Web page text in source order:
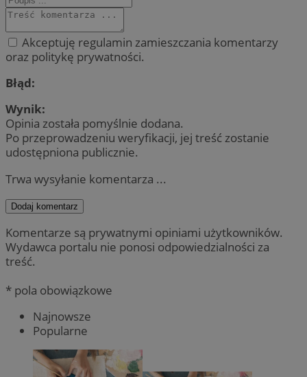
Akceptuję regulamin zamieszczania komentarzy
oraz politykę prywatności.
Błąd:
Wynik:
Opinia została pomyślnie dodana.
Po przeprowadzeniu weryfikacji, jej treść zostanie
udostępniona publicznie.
Trwa wysyłanie komentarza ...
Dodaj komentarz
Komentarze są prywatnymi opiniami użytkowników.
Wydawca portalu nie ponosi odpowiedzialności za
treść.
* pola obowiązkowe
Najnowsze
Popularne